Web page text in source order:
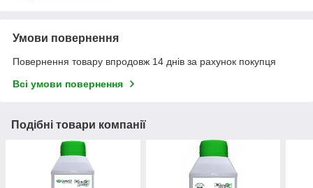
Умови повернення
Повернення товару впродовж 14 днів за рахунок покупця
Всі умови повернення
Подібні товари компанії